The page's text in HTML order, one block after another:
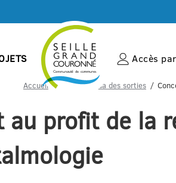
Accès
Accueil Votre agenda des sorties
au profit de la